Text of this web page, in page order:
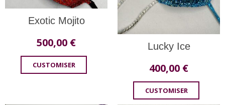
Exotic Mojito
500,00 €
CUSTOMISER
Lucky Ice
400,00 €
CUSTOMISER